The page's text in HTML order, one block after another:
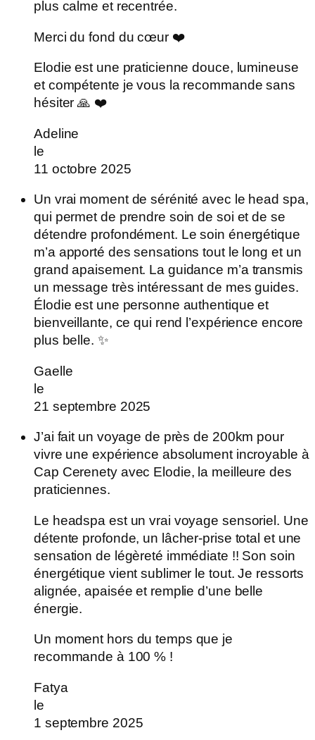
plus calme et recentrée.
Merci du fond du cœur ❤️
Elodie est une praticienne douce, lumineuse
et compétente je vous la recommande sans
hésiter 🙏 ❤️
Adeline
le
11 octobre 2025
Un vrai moment de sérénité avec le head spa,
qui permet de prendre soin de soi et de se
détendre profondément. Le soin énergétique
m’a apporté des sensations tout le long et un
grand apaisement. La guidance m’a transmis
un message très intéressant de mes guides.
Élodie est une personne authentique et
bienveillante, ce qui rend l’expérience encore
plus belle. ✨
Gaelle
le
21 septembre 2025
J’ai fait un voyage de près de 200km pour
vivre une expérience absolument incroyable à
Cap Cerenety avec Elodie, la meilleure des
praticiennes.
Le headspa est un vrai voyage sensoriel. Une
détente profonde, un lâcher-prise total et une
sensation de légèreté immédiate !! Son soin
énergétique vient sublimer le tout. Je ressorts
alignée, apaisée et remplie d’une belle
énergie.
Un moment hors du temps que je
recommande à 100 % !
Fatya
le
1 septembre 2025